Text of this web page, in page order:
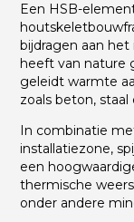
Een HSB-
bijdragen aan
heeft van nature
geleidt warmte
zoals beton,
In combinatie
installatiezone,
een
thermische
onder andere